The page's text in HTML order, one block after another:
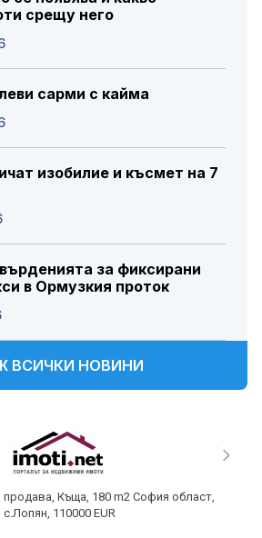
срещу него
сарми с кайма
изобилие и късмет на 7
за фиксирани
в Ормузкия проток
ВСИЧКИ НОВИНИ
продава, Къща, 180 m2 София област,
с.Лопян, 110000 EUR